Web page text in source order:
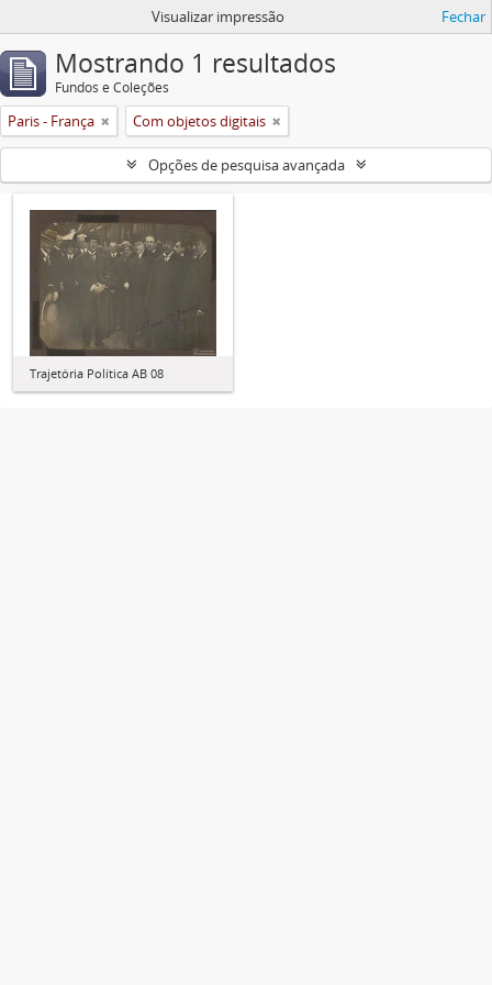
Visualizar impressão Fechar
Mostrando 1 resultados
Fundos e Coleções
Paris - França Com objetos digitais
Opções de pesquisa avançada
Trajetória Política AB 08